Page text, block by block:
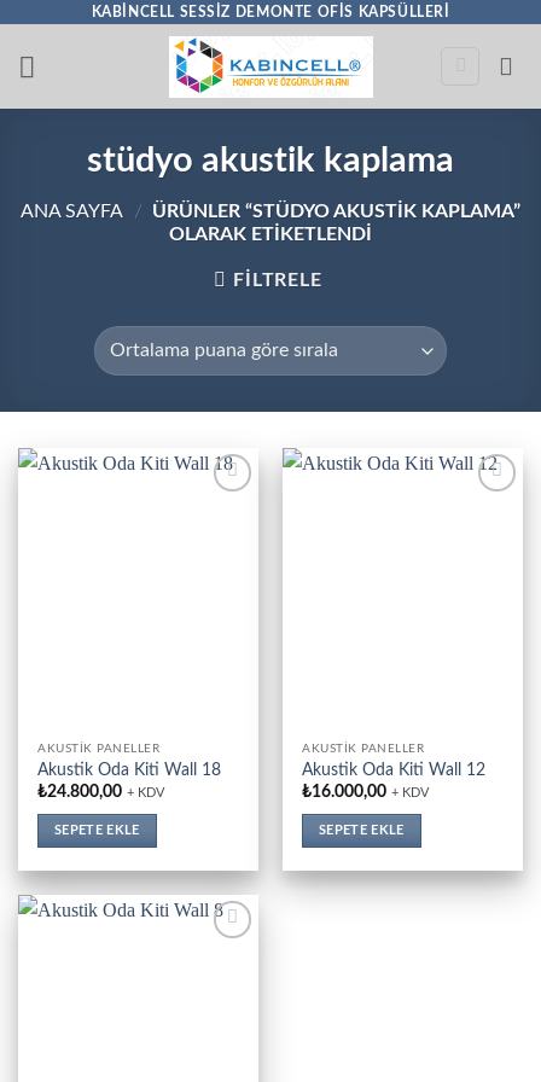
KABINCELL SESSIZ DEMONTE OFIS KAPSÜLLERI
stüdyo akustik kaplama
ANA SAYFA /
ÜRÜNLER “STÜDYO AKUSTIK KAPLAMA”
OLARAK ETIKETLENDI
FILTRELE
AKUSTIK PANELLER
Akustik Oda Kiti Wall 18
₺24.800,00 + KDV
SEPETE EKLE
AKUSTIK PANELLER
Akustik Oda Kiti Wall 12
₺16.000,00 + KDV
SEPETE EKLE